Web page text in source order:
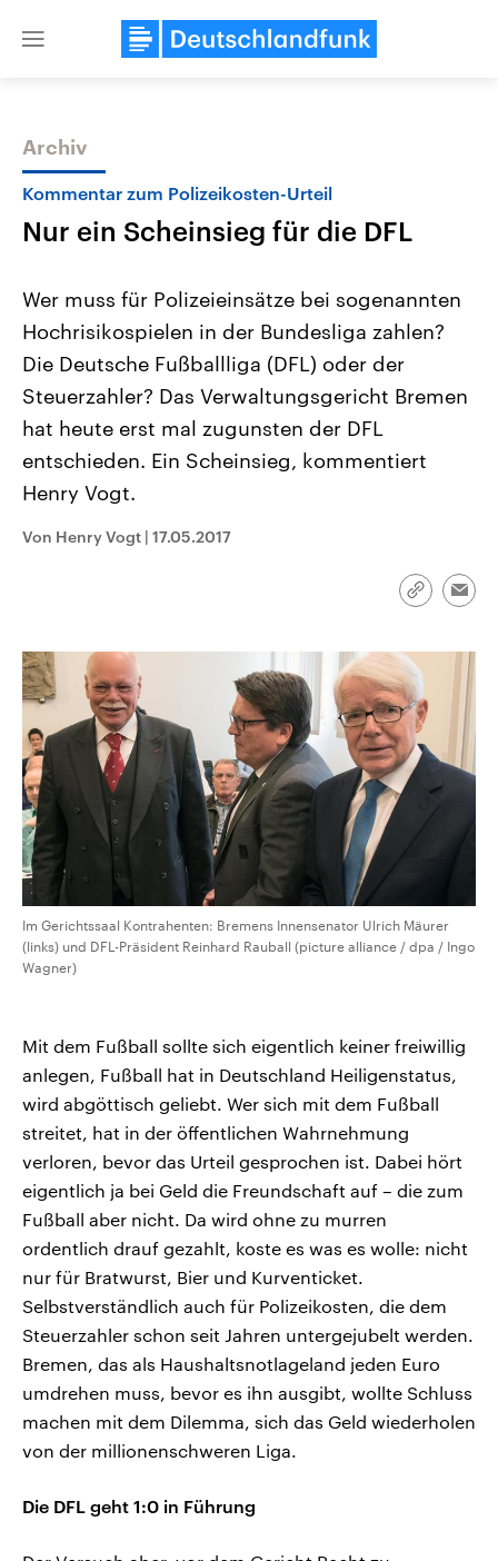
Close
Themen
Landtagswahl Sachsen-Anhalt
2026
Alle Informationen
Sachsen-Anhalt wählt am 6.
September 2026 einen neuen
Bundesland von einer Koalition aus
Umfragen, Prognosen,
Wahlprogramme, aktuelle Berichte
Aktuelle Beiträge,
Hintergründe
Wirtschaftlich und
gehören die Vereinigten
Archiv
Kommentar zum Polizeikosten-Urteil
Nur ein Scheinsieg für die DFL
Wer muss für Polizeieinsätze bei sogenannten
Hochrisikospielen in der Bundesliga zahlen?
Die Deutsche Fußballliga (DFL) oder der
Steuerzahler? Das Verwaltungsgericht Bremen
hat heute erst mal zugunsten der DFL
entschieden. Ein Scheinsieg, kommentiert
Henry Vogt.
Von Henry Vogt | 17.05.2017
Link
Im Gerichtssaal Kontrahenten: Bremens Innensenator Ulrich Mäurer
(links) und DFL-Präsident Reinhard Rauball (picture alliance / dpa / Ingo
Wagner)
Mit dem Fußball sollte sich eigentlich keiner freiwillig
anlegen, Fußball hat in Deutschland Heiligenstatus,
wird abgöttisch geliebt. Wer sich mit dem Fußball
streitet, hat in der öffentlichen Wahrnehmung
verloren, bevor das Urteil gesprochen ist. Dabei hört
eigentlich ja bei Geld die Freundschaft auf – die zum
Fußball aber nicht. Da wird ohne zu murren
ordentlich drauf gezahlt, koste es was es wolle: nicht
nur für Bratwurst, Bier und Kurventicket.
Selbstverständlich auch für Polizeikosten, die dem
Steuerzahler schon seit Jahren untergejubelt werden.
Bremen, das als Haushaltsnotlageland jeden Euro
umdrehen muss, bevor es ihn ausgibt, wollte Schluss
machen mit dem Dilemma, sich das Geld wiederholen
von der millionenschweren Liga.
Die DFL geht 1:0 in Führung